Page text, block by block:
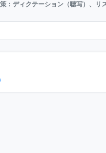
：ディクテーション（聴写）、リ